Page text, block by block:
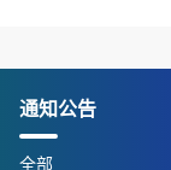
通知公告
全部